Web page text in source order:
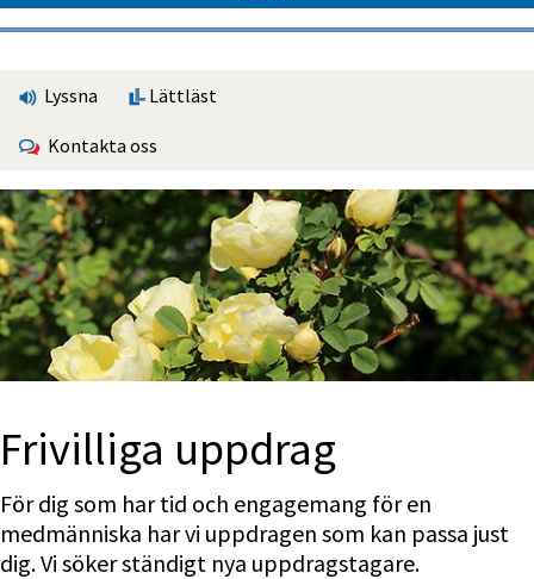
Lyssna Lättläst
Kontakta oss
Frivilliga uppdrag
För dig som har tid och engagemang för en
medmänniska har vi uppdragen som kan passa just
dig. Vi söker ständigt nya uppdragstagare.